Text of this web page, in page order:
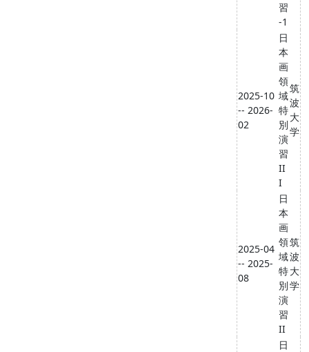
習
-1
2025-10
-- 2026-
02
日
本
画
領
域
特
別
演
習
II
I
筑
波
大
学
2025-04
-- 2025-
08
日
本
画
領
域
特
別
演
習
II
筑
波
大
学
日